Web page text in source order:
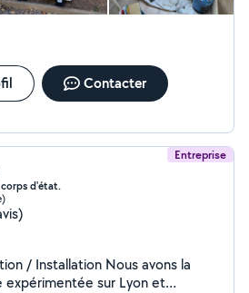
Contacter
Entreprise
d'état.
Nous avons la